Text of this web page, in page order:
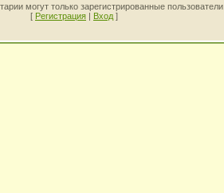
могут только зарегистрированные пользователи.
[ Регистрация | Вход ]